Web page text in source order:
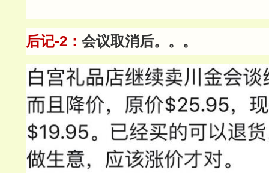
后记-2： 会议取消后。。。